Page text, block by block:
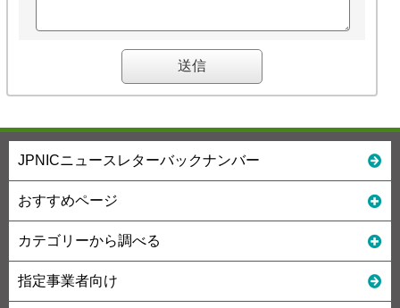
JPNICニュースレターバックナンバー
おすすめページ
カテゴリーから調べる
指定事業者向け